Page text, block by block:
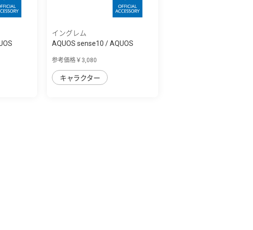
イングレム
AQUOS sense10 / AQUOS
参考価格￥3,080
キャラクター